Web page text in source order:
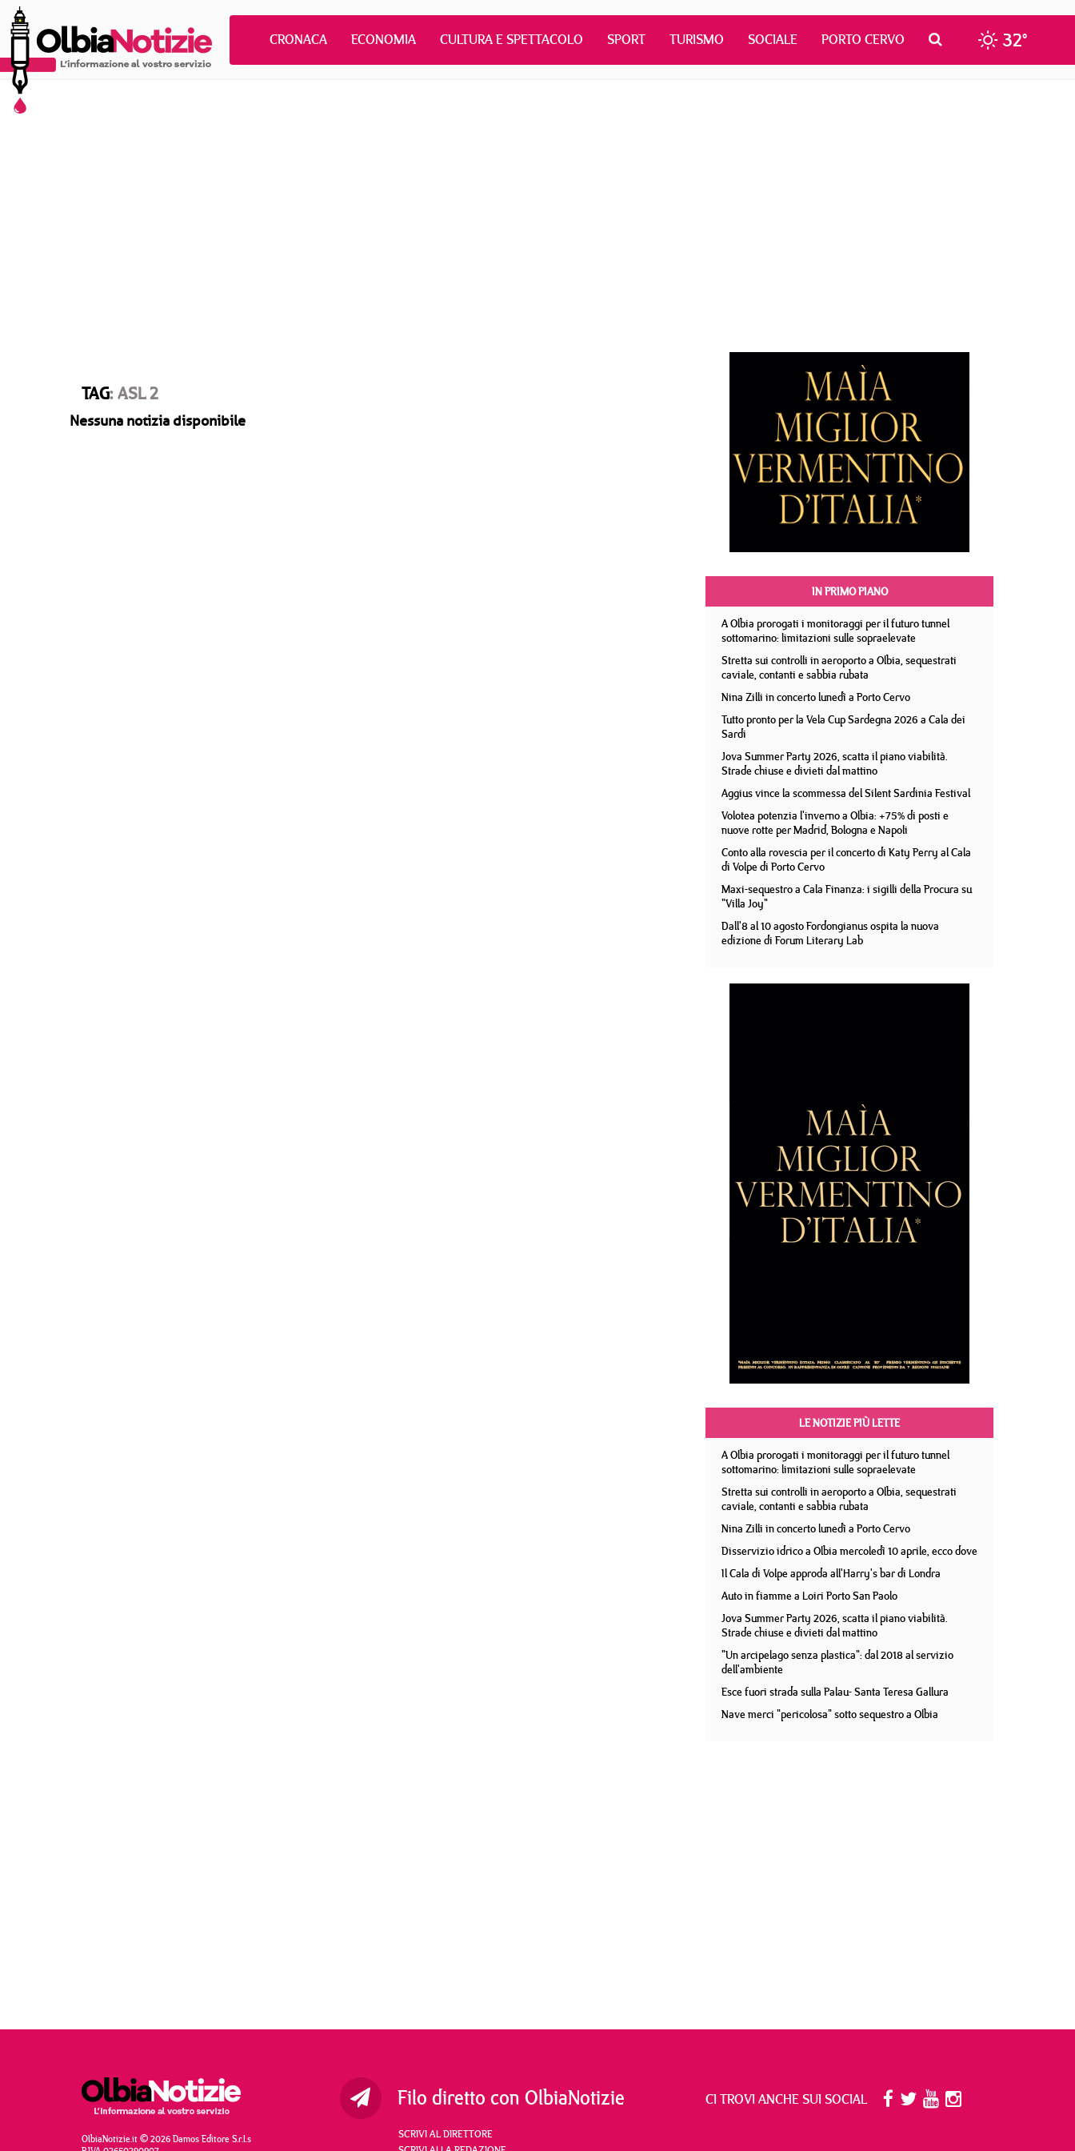
CRONACA ECONOMIA CULTURA E SPETTACOLO SPORT TURISMO SOCIALE PORTO CERVO 32°
TAG: ASL 2
Nessuna notizia disponibile
IN PRIMO PIANO
A Olbia prorogati i monitoraggi per il futuro tunnel
sottomarino: limitazioni sulle sopraelevate
Stretta sui controlli in aeroporto a Olbia, sequestrati
caviale, contanti e sabbia rubata
Nina Zilli in concerto lunedì a Porto Cervo
Tutto pronto per la Vela Cup Sardegna 2026 a Cala dei
Sardi
Jova Summer Party 2026, scatta il piano viabilità.
Strade chiuse e divieti dal mattino
Aggius vince la scommessa del Silent Sardinia Festival
Volotea potenzia l'inverno a Olbia: +75% di posti e
nuove rotte per Madrid, Bologna e Napoli
Conto alla rovescia per il concerto di Katy Perry al Cala
di Volpe di Porto Cervo
Maxi-sequestro a Cala Finanza: i sigilli della Procura su
"Villa Joy"
Dall'8 al 10 agosto Fordongianus ospita la nuova
edizione di Forum Literary Lab
LE NOTIZIE PIÙ LETTE
A Olbia prorogati i monitoraggi per il futuro tunnel
sottomarino: limitazioni sulle sopraelevate
Stretta sui controlli in aeroporto a Olbia, sequestrati
caviale, contanti e sabbia rubata
Nina Zilli in concerto lunedì a Porto Cervo
Disservizio idrico a Olbia mercoledì 10 aprile, ecco dove
Il Cala di Volpe approda all'Harry's bar di Londra
Auto in fiamme a Loiri Porto San Paolo
Jova Summer Party 2026, scatta il piano viabilità.
Strade chiuse e divieti dal mattino
"Un arcipelago senza plastica": dal 2018 al servizio
dell'ambiente
Esce fuori strada sulla Palau- Santa Teresa Gallura
Nave merci "pericolosa" sotto sequestro a Olbia
OlbiaNotizie.it © 2026 Damos Editore S.r.l.s
Filo diretto con OlbiaNotizie
SCRIVI AL DIRETTORE
CI TROVI ANCHE SUI SOCIAL